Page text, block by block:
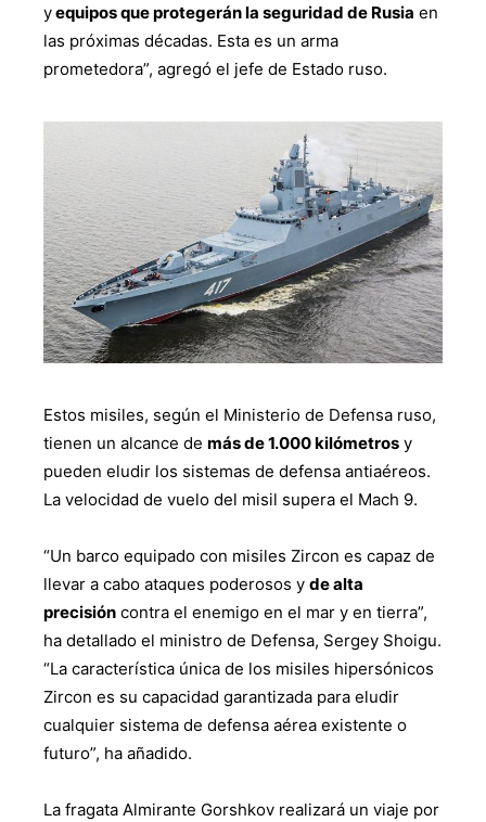
yequipos que protegerán la seguridad de Rusia en
las próximas décadas. Esta es un arma
prometedora”, agregó el jefe de Estado ruso.
Estos misiles, según el Ministerio de Defensa ruso,
tienen un alcance de más de 1.000 kilómetros y
pueden eludir los sistemas de defensa antiaéreos.
La velocidad de vuelo del misil supera el Mach 9.
“Un barco equipado con misiles Zircon es capaz de
llevar a cabo ataques poderosos y de alta
precisión contra el enemigo en el mar y en tierra”,
ha detallado el ministro de Defensa, Sergey Shoigu.
“La característica única de los misiles hipersónicos
Zircon es su capacidad garantizada para eludir
cualquier sistema de defensa aérea existente o
futuro”, ha añadido.
La fragata Almirante Gorshkov realizará un viaje por